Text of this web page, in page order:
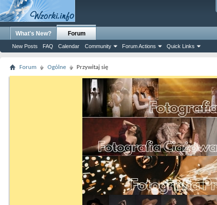
What's New? Forum
New Posts FAQ Calendar Community Forum Actions Quick Links
Forum Ogólne Przywitaj się